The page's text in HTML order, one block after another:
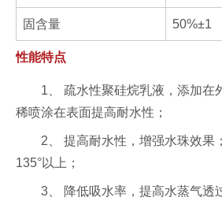
固含量 50%±1
性能特点
1、 疏水性聚硅烷乳液，添加在
稀喷涂在表面提高耐水性；
2、 提高耐水性，增强水珠效果
135°以上；
3、 降低吸水率，提高水蒸气透